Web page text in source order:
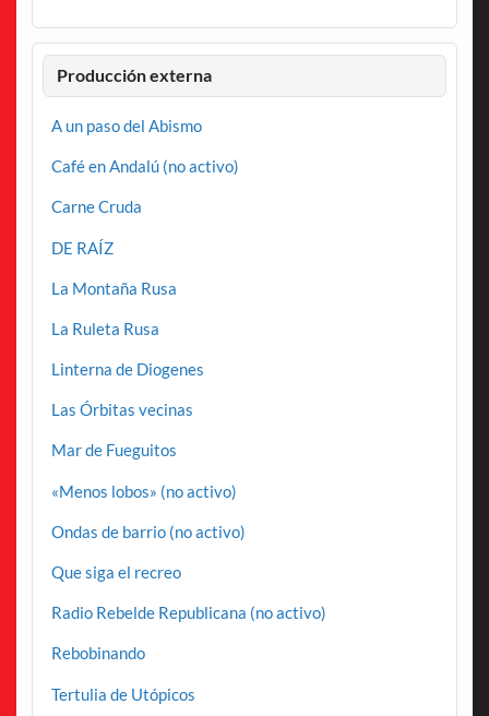
Producción externa
A un paso del Abismo
Café en Andalú (no activo)
Carne Cruda
DE RAÍZ
La Montaña Rusa
La Ruleta Rusa
Linterna de Diogenes
Las Órbitas vecinas
Mar de Fueguitos
«Menos lobos» (no activo)
Ondas de barrio (no activo)
Que siga el recreo
Radio Rebelde Republicana (no activo)
Rebobinando
Tertulia de Utópicos